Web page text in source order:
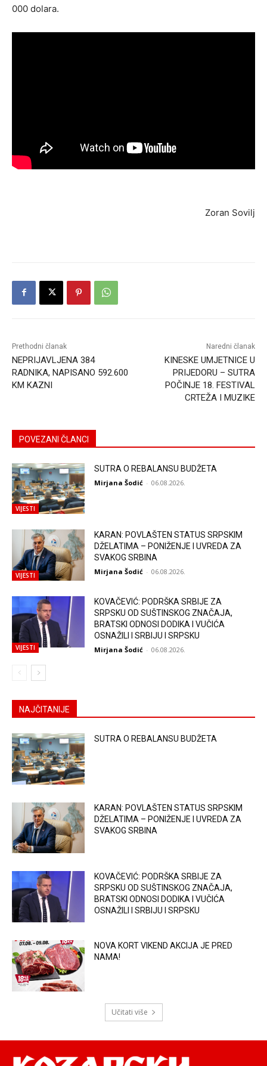
000 dolara.
Zoran Sovilj
Prethodni članak
NEPRIJAVLJENA 384
RADNIKA, NAPISANO 592.600
KM KAZNI
Naredni članak
KINESKE UMJETNICE U
PRIJEDORU – SUTRA
POČINJE 18. FESTIVAL
CRTEŽA I MUZIKE
POVEZANI ČLANCI
VIJESTI
SUTRA O REBALANSU BUDŽETA
Mirjana Šodić - 06.08.2026.
VIJESTI
KARAN: POVLAŠTEN STATUS SRPSKIM
DŽELATIMA – PONIŽENJE I UVREDA ZA
SVAKOG SRBINA
Mirjana Šodić - 06.08.2026.
VIJESTI
KOVAČEVIĆ: PODRŠKA SRBIJE ZA
SRPSKU OD SUŠTINSKOG ZNAČAJA,
BRATSKI ODNOSI DODIKA I VUČIĆA
OSNAŽILI I SRBIJU I SRPSKU
Mirjana Šodić - 06.08.2026.
NAJČITANIJE
SUTRA O REBALANSU BUDŽETA
KARAN: POVLAŠTEN STATUS SRPSKIM
DŽELATIMA – PONIŽENJE I UVREDA ZA
SVAKOG SRBINA
KOVAČEVIĆ: PODRŠKA SRBIJE ZA
SRPSKU OD SUŠTINSKOG ZNAČAJA,
BRATSKI ODNOSI DODIKA I VUČIĆA
OSNAŽILI I SRBIJU I SRPSKU
NOVA KORT VIKEND AKCIJA JE PRED
NAMA!
Učitati više